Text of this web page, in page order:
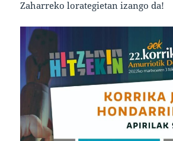
Zaharreko lorategietan izango da!